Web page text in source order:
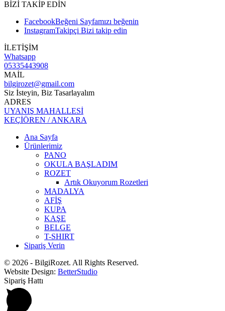
BİZİ TAKİP EDİN
FacebookBeğeni Sayfamızı beğenin
InstagramTakipçi Bizi takip edin
İLETİŞİM
Whatsapp
05335443908
MAİL
bilgirozet@gmail.com
Siz İsteyin, Biz Tasarlayalım
ADRES
UYANIŞ MAHALLESİ
KEÇİÖREN / ANKARA
Ana Sayfa
Ürünlerimiz
PANO
OKULA BAŞLADIM
ROZET
Artık Okuyorum Rozetleri
MADALYA
AFİŞ
KUPA
KAŞE
BELGE
T-SHIRT
Sipariş Verin
© 2026 - BilgiRozet. All Rights Reserved.
Website Design: BetterStudio
Sipariş Hattı